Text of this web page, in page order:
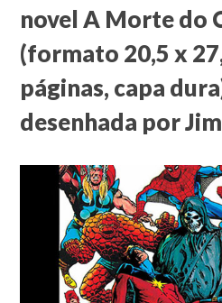
novel A Morte do
(formato 20,5 x
páginas, capa
desenhada por